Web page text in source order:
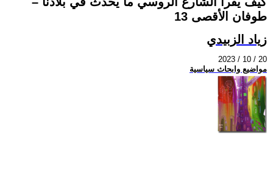
طوفان الأقصى 13
زياد الزبيدي
2023 / 10 / 20
مواضيع وابحاث سياسية